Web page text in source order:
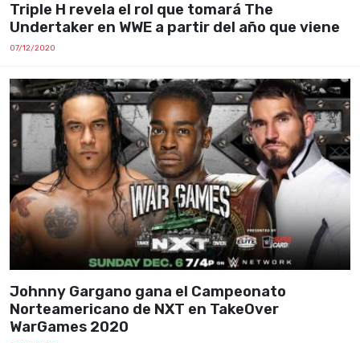
Triple H revela el rol que tomará The
Undertaker en WWE a partir del año que viene
07/12/2020
Johnny Gargano gana el Campeonato
Norteamericano de NXT en TakeOver
WarGames 2020